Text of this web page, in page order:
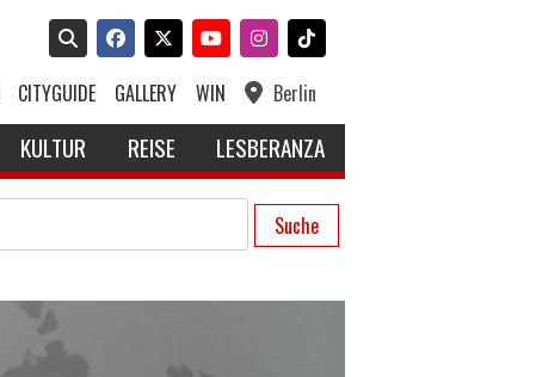
CITYGUIDE GALLERY WIN Berlin
KULTUR REISE LESBERANZA